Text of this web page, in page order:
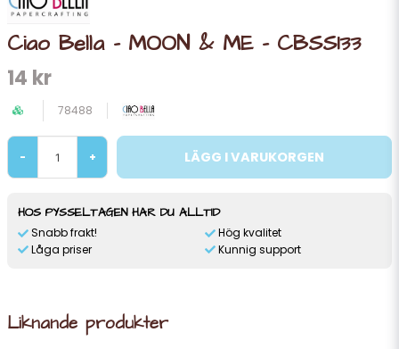
Ciao Bella - MOON & ME - CBSS133
14 kr
78488
- + LÄGG I VARUKORGEN
HOS PYSSELTAGEN HAR DU ALLTID
Snabb frakt!
Låga priser
Hög kvalitet
Kunnig support
Liknande produkter